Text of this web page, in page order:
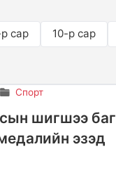
р сар 10-р сар
Спорт
шигшээ баг
эзэд